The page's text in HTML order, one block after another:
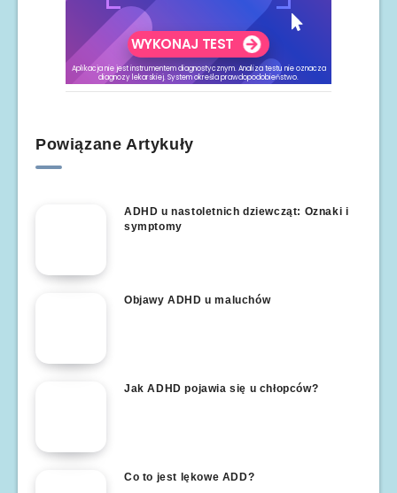
Powiązane Artykuły
ADHD u nastoletnich dziewcząt: Oznaki i
symptomy
Objawy ADHD u maluchów
Jak ADHD pojawia się u chłopców?
Co to jest lękowe ADD?